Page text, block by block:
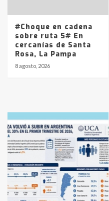
#Choque en cadena
sobre ruta 5# En
cercanías de Santa
Rosa, La Pampa
8 agosto, 2026